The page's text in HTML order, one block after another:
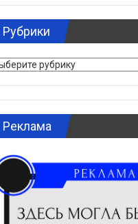
Рубрики
Реклама